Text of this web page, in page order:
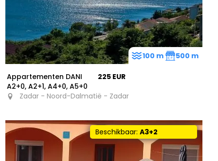
Appartementen DANI
A2+0, A2+1, A4+0, A5+0
225 EUR
Zadar - Noord-Dalmatië - Zadar
100 m 500 m
Beschikbaar: A3+2